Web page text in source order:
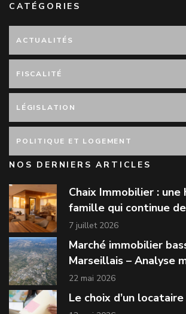
CATÉGORIES
ACTUALITÉS
FISCALITÉ
LÉGISLATION
POLITIQUE ET LOGEMENT
NOS DERNIERS ARTICLES
Chaix Immobilier :
famille qui continue de
7 juillet 2026
Marché immobilier
Marseillais – Analyse
22 mai 2026
Le choix d’un locataire